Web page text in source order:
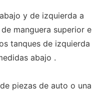
y de izquierda a
manguera superior e
tanques de izquierda
abajo .
piezas de auto o una